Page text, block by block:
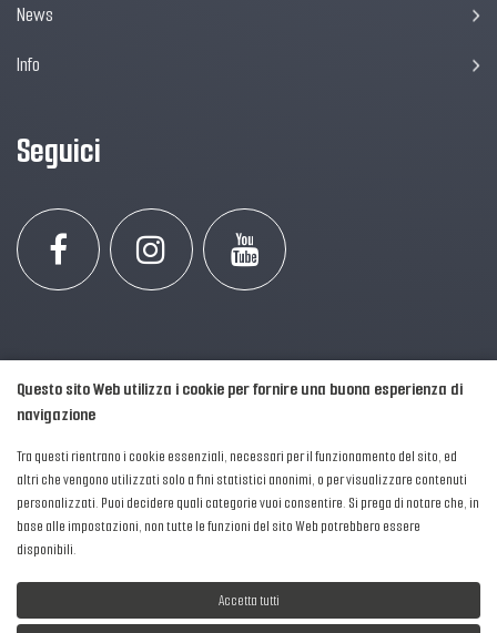
News
Info
Seguici
2016-2026 © AIPFM - Festa della Musica Italia Tutti i Diritti Riservati.
Privacy Policy
| Cookies
Questo sito Web utilizza i cookie per fornire una buona esperienza di
navigazione
Tra questi rientrano i cookie essenziali, necessari per il funzionamento del sito, ed
altri che vengono utilizzati solo a fini statistici anonimi, o per visualizzare contenuti
personalizzati. Puoi decidere quali categorie vuoi consentire. Si prega di notare che, in
base alle impostazioni, non tutte le funzioni del sito Web potrebbero essere
disponibili.
Accetta tutti